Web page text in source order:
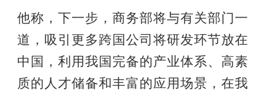
他称，下一步，商务部将与有关部门一
道，吸引更多跨国公司将研发环节放在
中国，利用我国完备的产业体系、高素
质的人才储备和丰富的应用场景，在我